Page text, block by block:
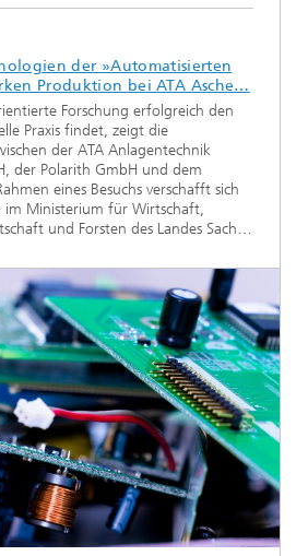
der »Automatisierten
Produktion bei ATA Asche…
Forschung erfolgreich den
Praxis findet, zeigt die
der ATA Anlagentechnik
der Polarith GmbH und dem
eines Besuchs verschafft sich
im Ministerium für Wirtschaft,
und Forsten des Landes Sach…